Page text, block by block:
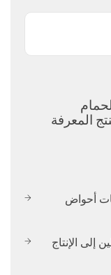
المعرفة
أحواض
إلى الإنتاج